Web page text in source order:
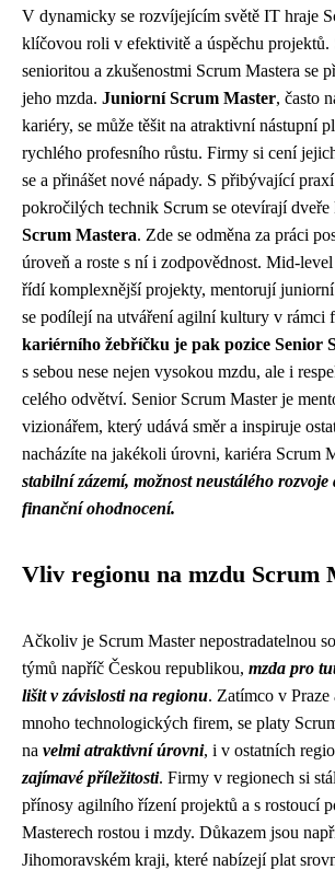
V dynamicky se rozvíjejícím světě IT hraje
klíčovou roli v efektivitě a úspěchu projektů.
senioritou a zkušenostmi Scrum Mastera se
jeho mzda. Juniorní Scrum Master, často
kariéry, se může těšit na atraktivní nástupní
rychlého profesního růstu. Firmy si cení
se a přinášet nové nápady. S přibývající
pokročilých technik Scrum se otevírají dveře
Scrum Mastera. Zde se odměna za práci
úroveň a roste s ní i zodpovědnost. Mid-
řídí komplexnější projekty, mentorují
se podílejí na utváření agilní kultury v rámci
kariérního žebříčku je pak pozice Senior
s sebou nese nejen vysokou mzdu, ale i
celého odvětví. Senior Scrum Master je
vizionářem, který udává směr a inspiruje
nacházíte na jakékoli úrovni, kariéra Scrum
stabilní zázemí, možnost neustálého
finanční ohodnocení.
Vliv regionu na mzdu Scrum
Ačkoliv je Scrum Master nepostradatelnou
týmů napříč Českou republikou, mzda pro
lišit v závislosti na regionu. Zatímco v
mnoho technologických firem, se platy
na velmi atraktivní úrovni, i v ostatních
zajímavé příležitosti. Firmy v regionech si
přínosy agilního řízení projektů a s rostoucí
Masterech rostou i mzdy. Důkazem jsou
Jihomoravském kraji, které nabízejí plat